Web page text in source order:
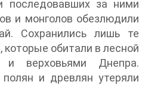
последовавших за ними
и монголов обезлюдили
Сохранились лишь те
которые обитали в лесной
верховьями Днепра.
и древлян утеряли